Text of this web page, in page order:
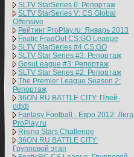
SLTV StarSeries 6: Репортаж
SLTV StarSeries V: CS Global
Offensive
Рейтинг ProPlay.ru: Январь 2013
Fnatic FragOut CS:GO League
SLTV StarSeries #4 CS:GO
SLTV Star Series #3: Репортаж
GosuLeague #3: Репортаж
SLTV Star Series #2: Репортаж
The Premier League Season 2:
Репортаж
36ON.RU BATTLE CITY: Плей-
офф
Fantasy Football - Евро 2012: Лига
ProPlay.ru
Rising Stars Challenge
36ON.RU BATTLE CITY:
Групповой этап